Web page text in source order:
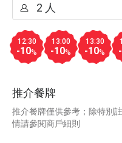
12:30
-10%
13:00
-10%
13:30
-10%
推介餐牌
推介餐牌僅供參考；除特別
情請參閱商戶細則